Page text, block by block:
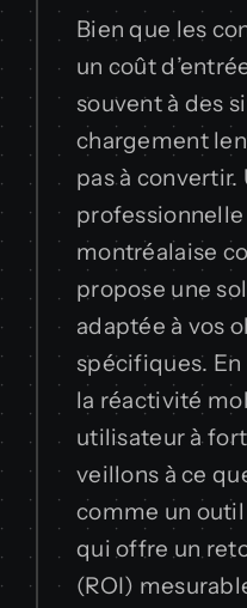
Bien que les
un coût
souvent à des
chargement
pas à convertir.
montréalaise
propose une
adaptée à vos
spécifiques.
la réactivité
utilisateur à
veillons à ce
comme un
qui offre un
(ROI)